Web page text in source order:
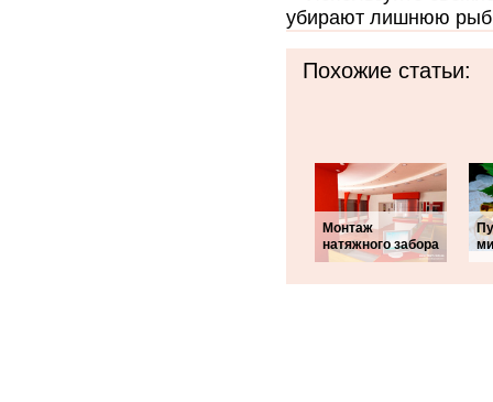
убирают лишнюю
Похожие статьи:
Монтаж
натяжного забора